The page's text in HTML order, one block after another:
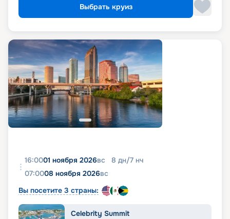
Выбрать круиз
16:0001 ноября 2026вс 8 дн/7 нч
07:0008 ноября 2026вс
Вы посетите 3 страны:
Celebrity Summit